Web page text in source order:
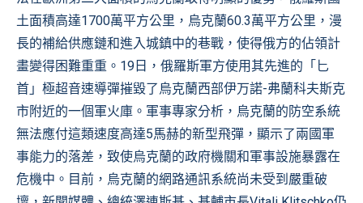
土面積高達1700萬平方公里，烏克蘭60.3萬平方公里，漫
長的補給供應鏈和進入城鎮中的巷戰，使得俄方的佔領計
畫變得困難重重。19日，俄羅斯軍方使用其先進的「匕
首」極超音速導彈摧毀了烏克蘭西部伊万諾-弗蘭科夫斯克
市附近的一個軍火庫。軍事專家分析，烏克蘭的防空系統
無法應付這類速度高達5馬赫的新型飛彈，顯示了兩國軍
事能力的落差，致使烏克蘭的政府機關和軍事設施暴露在
危機中。目前，烏克蘭的網路通訊系統尚未受到嚴重破